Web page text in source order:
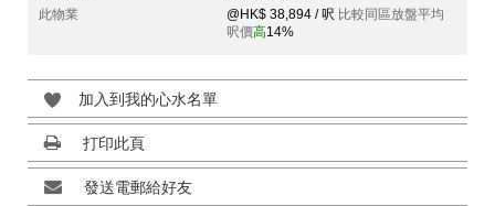
此物業
@HK$ 38,894 / 呎 比較同區放盤平均
呎價高14%
加入到我的心水名單
打印此頁
發送電郵給好友